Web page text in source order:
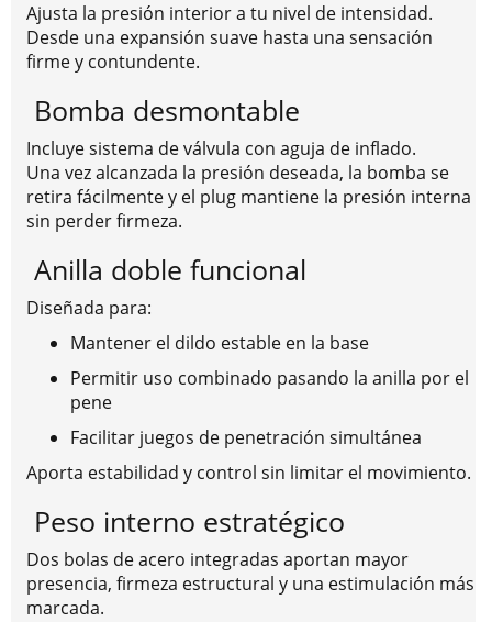
Ajusta la presión interior a tu nivel de intensidad.
Desde una expansión suave hasta una sensación
firme y contundente.
Bomba desmontable
Incluye sistema de válvula con aguja de inflado.
Una vez alcanzada la presión deseada, la bomba se
retira fácilmente y el plug mantiene la presión interna
sin perder firmeza.
Anilla doble funcional
Diseñada para:
Mantener el dildo estable en la base
Permitir uso combinado pasando la anilla por el
pene
Facilitar juegos de penetración simultánea
Aporta estabilidad y control sin limitar el movimiento.
Peso interno estratégico
Dos bolas de acero integradas aportan mayor
presencia, firmeza estructural y una estimulación más
marcada.